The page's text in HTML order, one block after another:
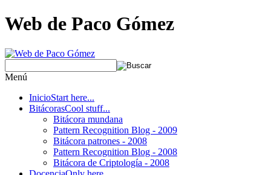
Web de Paco Gómez
Menú
InicioStart here...
BitácorasCool stuff...
Bitácora mundana
Pattern Recognition Blog - 2009
Bitácora patrones - 2008
Pattern Recognition Blog - 2008
Bitácora de Criptología - 2008